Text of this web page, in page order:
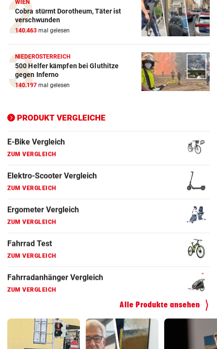
WIEN
Cobra stürmt Dorotheum, Täter ist
verschwunden
140.463 mal gelesen
NIEDERÖSTERREICH
500 Helfer kämpfen bei Gluthitze
gegen Inferno
140.197 mal gelesen
PRODUKT VERGLEICHE
Crosstrainer Vergleich
ZUM VERGLEICH
ZUM VERGLEICH
Elektro-Scooter Vergleich
ZUM VERGLEICH
ZUM VERGLEICH
Fahrrad Test
ZUM VERGLEICH
Fahrradanhänger Vergleich
ZUM VERGLEICH
Faszienrolle Vergleich
ZUM VERGLEICH
Hoverboard Vergleich
ZUM VERGLEICH
Kinderfahrrad Vergleich
ZUM VERGLEICH
Alle Produkte ansehen